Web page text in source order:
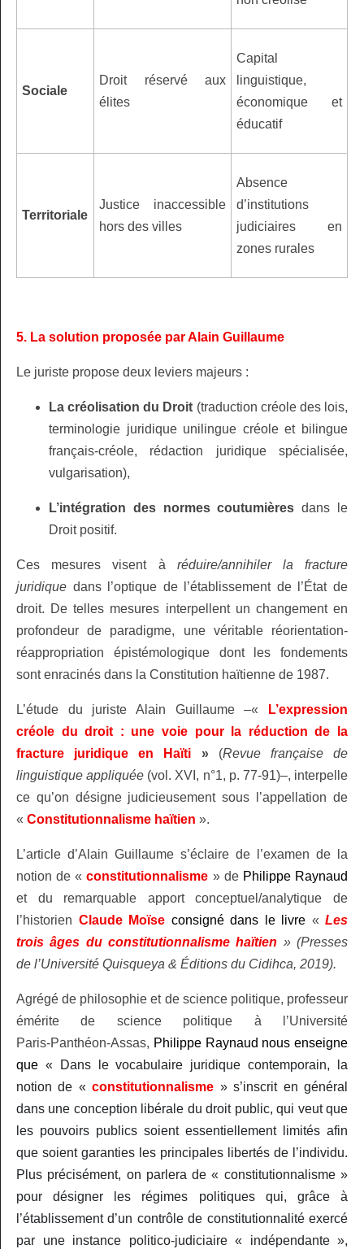
Sociale
Droit réservé aux
élites
Capital
linguistique,
économique et
éducatif
Territoriale
Justice inaccessible
hors des villes
Absence
d’institutions
judiciaires en
zones rurales
5. La solution proposée par Alain Guillaume
Le juriste propose deux leviers majeurs :
La créolisation du Droit (traduction créole des lois,
terminologie juridique unilingue créole et bilingue
français-créole, rédaction juridique spécialisée,
vulgarisation),
L’intégration des normes coutumières dans le
Droit positif.
Ces mesures visent à réduire/annihiler la fracture
juridique dans l’optique de l’établissement de l’État de
droit. De telles mesures interpellent un changement en
profondeur de paradigme, une véritable réorientation-
réappropriation épistémologique dont les fondements
sont enracinés dans la Constitution haïtienne de 1987.
L’étude du juriste Alain Guillaume –«
L’expression
créole du droit : une voie pour la réduction de la
fracture juridique en Haïti »(Revue française de
linguistique appliquée (vol. XVI, n°1, p. 77‑91)–, interpelle
ce qu’on désigne judicieusement sous l’appellation de
« Constitutionnalisme haïtien ».
L’article d’Alain Guillaume s’éclaire de l’examen de la
notion de «constitutionnalisme » de Philippe Raynaud
et du remarquable apport conceptuel/analytique de
l’historien Claude Moïse consigné dans le livre « Les
trois âges du constitutionnalisme haïtien » (Presses
de l’Université Quisqueya & Éditions du Cidihca, 2019).
Agrégé de philosophie et de science politique, professeur
émérite de science politique à l’Université
Paris‑Panthéon‑Assas, Philippe Raynaud nous enseigne
que «
Dans le vocabulaire juridique contemporain, la
notion de «constitutionnalisme » s’inscrit en général
dans une conception libérale du droit public, qui veut que
les pouvoirs publics soient essentiellement limités afin
que soient garanties les principales libertés de l’individu.
Plus précisément, on parlera de « constitutionnalisme »
pour désigner les régimes politiques qui, grâce à
l’établissement d’un contrôle de constitutionnalité exercé
par une instance politico-judiciaire « indépendante »,